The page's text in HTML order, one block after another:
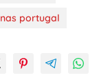
portugal